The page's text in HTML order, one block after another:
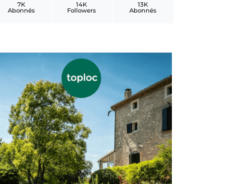
7K
Abonnés
14K
Followers
13K
Abonnés